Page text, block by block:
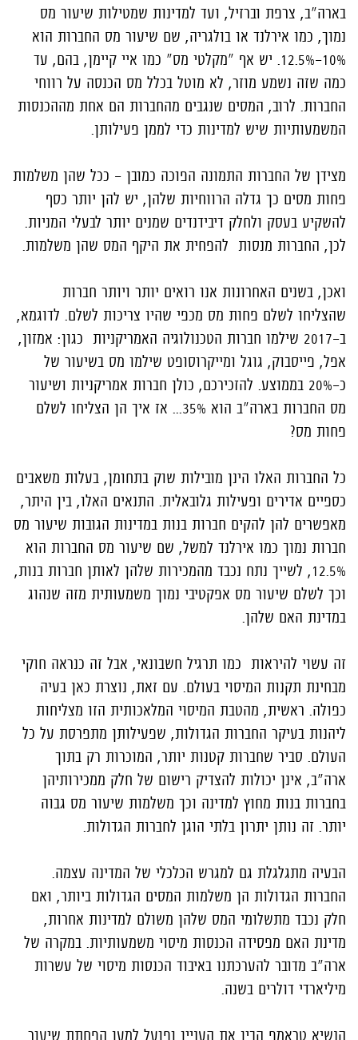
בארה"ב, צרפת וברזיל, ועד למדינות שמטילות שיעור מס
נמוך, כמו אירלנד או בולגריה, שם שיעור מס החברות הוא
10%-12.5%. יש אף "מקלטי מס" כמו איי קיימן, בהם, עד
כמה שזה נשמע מוזר, לא מוטל בכלל מס הכנסה על רווחי
החברות. לרוב, המסים שנגבים מהחברות הם אחת מההכנסות
המשמעותיות שיש למדינות כדי לממן פעילותן.
מצידן של החברות התמונה הפוכה כמובן - ככל שהן משלמות
פחות מסים כך גדלה הרווחיות שלהן, יש להן יותר כסף
להשקיע בעסק ולחלק דיבידנדים שמנים יותר לבעלי המניות.
לכן, החברות מנסות להפחית את היקף המס שהן משלמות.
ואכן, בשנים האחרונות אנו רואים יותר ויותר חברות
שהצליחו לשלם פחות מס מכפי שהיו צריכות לשלם. לדוגמא,
ב-2017 שילמו חברות הטכנולוגיה האמריקניות כגון: אמזון,
אפל, פייסבוק, גוגל ומייקרוסופט שילמו מס בשיעור של
כ-20% בממוצע. להזכירכם, כולן חברות אמריקניות ושיעור
מס החברות בארה"ב הוא 35%... אז איך הן הצליחו לשלם
פחות מס?
כל החברות האלו הינן מובילות שוק בתחומן, בעלות משאבים
כספיים אדירים ופעילות גלובאלית. התנאים האלו, בין היתר,
מאפשרים להן להקים חברות בנות במדינות הגובות שיעור מס
חברות נמוך כמו אירלנד למשל, שם שיעור מס החברות הוא
12.5%, לשייך נתח נכבד מהמכירות שלהן לאותן חברות בנות,
וכך לשלם שיעור מס אפקטיבי נמוך משמעותית מזה שנהוג
במדינת האם שלהן.
זה עשוי להיראות כמו תרגיל חשבונאי, אבל זה כנראה חוקי
מבחינת תקנות המיסוי בעולם. עם זאת, נוצרת כאן בעיה
כפולה. ראשית, מהטבת המיסוי המלאכותית הזו מצליחות
ליהנות בעיקר החברות הגדולות, שפעילותן מתפרסת על כל
העולם. סביר שחברות קטנות יותר, המוכרות רק בתוך
ארה"ב, אינן יכולות להצדיק רישום של חלק ממכירותיהן
בחברות בנות מחוץ למדינה וכך משלמות שיעור מס גבוה
יותר. זה נותן יתרון בלתי הוגן לחברות הגדולות.
הבעיה מתגלגלת גם למגרש הכלכלי של המדינה עצמה.
החברות הגדולות הן משלמות המסים הגדולות ביותר, ואם
חלק נכבד מתשלומי המס שלהן משולם למדינות אחרות,
מדינת האם מפסידה הכנסות מיסוי משמעותיות. במקרה של
ארה"ב מדובר להערכתנו באיבוד הכנסות מיסוי של עשרות
מיליארדי דולרים בשנה.
הנשיא טראמפ הבין את העניין ופועל למען הפחתת שיעור